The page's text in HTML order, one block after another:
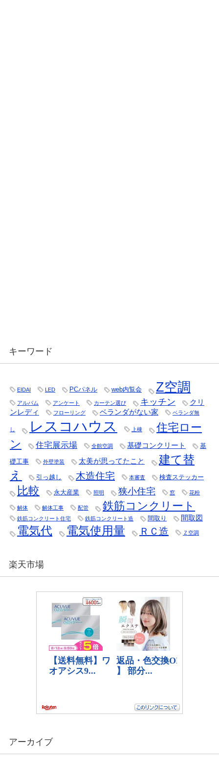
キーワード
EIDAI LED PCパネル web内覧会 Z空調
アルバム アンケート カーテン選び キッチン
クリ
ンレディ
フローリング ベランダがない家 ベランダ無
し レスコハウス 上棟
住宅ロー
ン
住宅展示場 全館空調 基礎コンクリート 基
礎工事 外壁塗装 太美が思ってたこと
建て替
え
引っ越し 木造住宅 本審査 検査ステッカー
比較 永大産業 照明 狭小住宅 窓 花粉
解体 解体工事 配管 鉄筋コンクリート
鉄筋コンクリート住宅 鉄筋コンクリート造 間取り 間取図
電気代 電気使用量 ＲＣ造 Ｚ空調
楽天市場
アーカイブ